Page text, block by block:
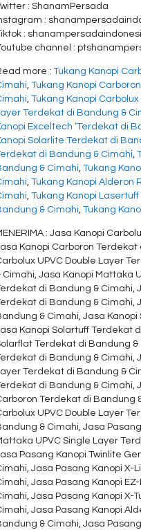
: ShanamPersada
:
:
channel :
more :Tukang Kanopi
,Tukang Kanopi
,Tukang Kanopi
Terdekat di Bandung &
Exceltech ‘Terdekat di
Solarlite Terdekat di
di Bandung & Cimahi,
& Cimahi,Tukang
,Tukang Kanopi Alderon
,Tukang Kanopi
& Cimahi,Tukang
: Jasa Kanopi
Kanopi Carboron Terdekat
UPVC Double Layer
Cimahi, Jasa Kanopi Mattaka
di Bandung & Cimahi,
di Bandung & Cimahi,
& Cimahi, Jasa
Kanopi Solartuff Terdekat
Terdekat di Bandung &
di Bandung & Cimahi,
Terdekat di Bandung &
di Bandung & Cimahi,
Terdekat di Bandung
UPVC Double Layer
& Cimahi, Jasa
UPVC Single Layer
Pasang Kanopi Twinlite
Jasa Pasang Kanopi X-
Jasa Pasang Kanopi
Jasa Pasang Kanopi X-
Jasa Pasang Kanopi
& Cimahi, Jasa